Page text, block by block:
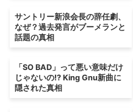
サントリー新浪会長の辞任劇、
なぜ？過去発言がブーメランと
話題の真相
「SO BAD」って悪い意味だけ
じゃないの!? King Gnu新曲に
隠された真相